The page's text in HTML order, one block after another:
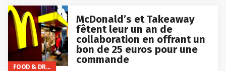
FOOD & DRINKS
McDonald’s et Takeaway
fêtent leur un an de
collaboration en offrant un
bon de 25 euros pour une
commande